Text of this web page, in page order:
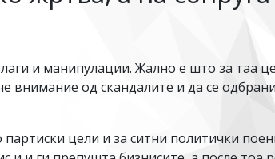
и манипулации. Жално е што за таа
внимание од скандалите и да се
партиски цели и за ситни политички